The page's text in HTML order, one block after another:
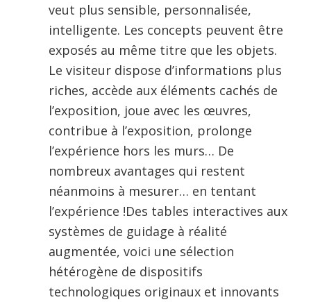
veut plus sensible, personnalisée,
intelligente. Les concepts peuvent être
exposés au même titre que les objets.
Le visiteur dispose d’informations plus
riches, accède aux éléments cachés de
l’exposition, joue avec les œuvres,
contribue à l’exposition, prolonge
l’expérience hors les murs… De
nombreux avantages qui restent
néanmoins à mesurer… en tentant
l’expérience !Des tables interactives aux
systèmes de guidage à réalité
augmentée, voici une sélection
hétérogène de dispositifs
technologiques originaux et innovants